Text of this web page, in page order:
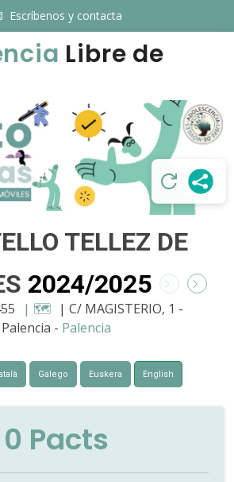
Escríbenos y contacta
Libre de
TELLEZ DE
2024/2025
| 🗺️ | C/ MAGISTERIO, 1 -
Palencia - Palencia
Galego Euskera English
0 Pacts